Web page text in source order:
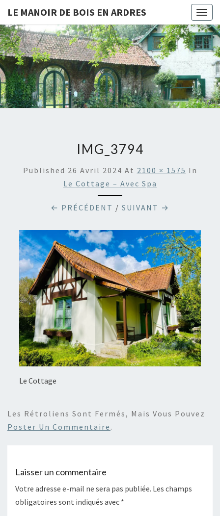
LE MANOIR DE BOIS EN ARDRES
LE
MANOIR
DE BOIS
ARDRES
Chambres
D'hôtes
Et Gîtes
À Bois-
En-
Ardres
IMG_3794
Published 26 Avril 2024 At 2100 × 1575 In
Le Cottage – Avec Spa
← PRÉCÉDENT / SUIVANT →
Le Cottage
Les Rétroliens Sont Fermés, Mais Vous Pouvez
Poster Un Commentaire .
Laisser un commentaire
Votre adresse e-mail ne sera pas publiée. Les champs
obligatoires sont indiqués avec *